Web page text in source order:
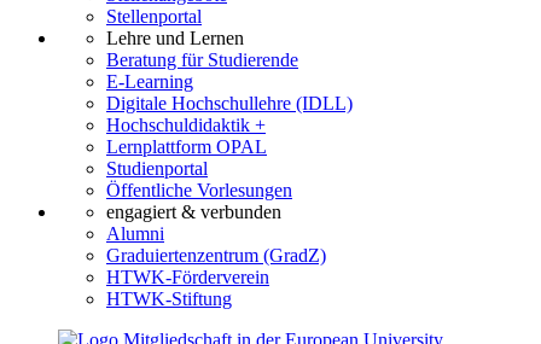
Stellenportal
Lehre und Lernen
Beratung für Studierende
E-Learning
Digitale Hochschullehre (IDLL)
Hochschuldidaktik +
Lernplattform OPAL
Studienportal
Öffentliche Vorlesungen
engagiert & verbunden
Alumni
Graduiertenzentrum (GradZ)
HTWK-Förderverein
HTWK-Stiftung